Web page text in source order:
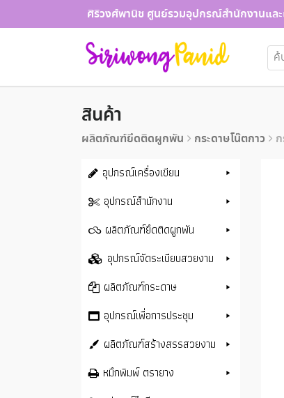
to
ศิริวงศ์พานิช ศูนย์รวมอุปกรณ์สำนักงานแล
ค้
สินค้า
ผลิตภัณฑ์ยึดติดผูกพัน กระดาษโน๊ตกาว
อุปกรณ์เครื่องเขียน
อุปกรณ์สำนักงาน
ผลิตภัณฑ์ยึดติดผูกพัน
อุปกรณ์จัดระเบียบสวยงาม
ผลิตภัณฑ์กระดาษ
อุปกรณ์เพื่อการประชุม
ผลิตภัณฑ์สร้างสรรสวยงาม
หมึกพิมพ์ ตรายาง